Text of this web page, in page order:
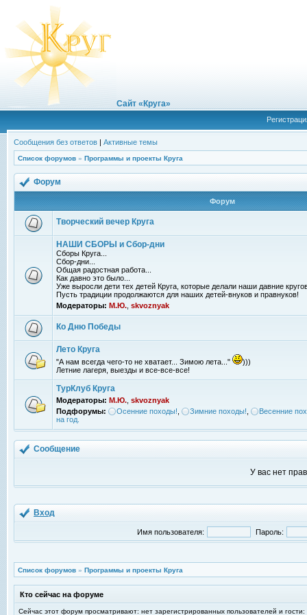
Сайт «Круга»
Сообщения без ответов | Активные темы
Список форумов » Программы и проекты Круга
Форум
Форум
Творческий вечер Круга
НАШИ СБОРЫ и Сбор-дни
Сборы Круга...
Сбор-дни...
Общая радостная работа...
Как давно это было...
Уже выросли дети тех детей Круга, которые делали наши давние
Пусть традиции продолжаются для наших детей-внуков и правнуков!
Модераторы: М.Ю. skvoznyak
Ко Дню Победы
Лето Круга
"А нам всегда чего-то не хватает... Зимою лета..."
)))
Летние лагеря, выезды и все-все-все!
ТурКлуб Круга
Модераторы: М.Ю. skvoznyak
Подфорумы:
Осенние походы! Зимние походы!
Весенние
на год.
Сообщение
У вас нет
Вход
Имя пользователя: Пароль:
Список форумов » Программы и проекты Круга
Кто сейчас на форуме
Сейчас этот форум просматривают: нет зарегистрированных пользователей и гости: